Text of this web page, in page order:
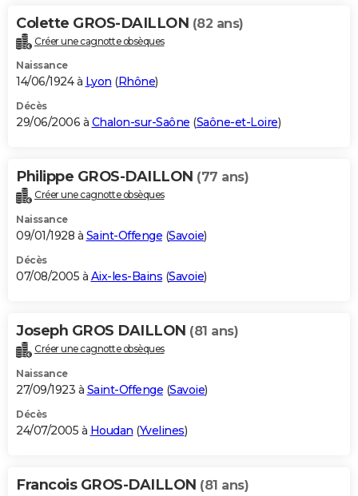
Colette GROS-DAILLON (82 ans)
Créer une cagnotte obsèques
Naissance
14/06/1924 à Lyon (Rhône)
Décès
29/06/2006 à Chalon-sur-Saône (Saône-et-Loire)
Philippe GROS-DAILLON (77 ans)
Créer une cagnotte obsèques
Naissance
09/01/1928 à Saint-Offenge (Savoie)
Décès
07/08/2005 à Aix-les-Bains (Savoie)
Joseph GROS DAILLON (81 ans)
Créer une cagnotte obsèques
Naissance
27/09/1923 à Saint-Offenge (Savoie)
Décès
24/07/2005 à Houdan (Yvelines)
Francois GROS-DAILLON (81 ans)